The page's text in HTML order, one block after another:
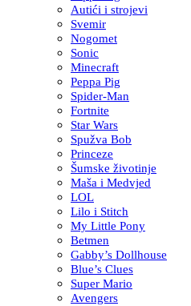
Autići i strojevi
Svemir
Nogomet
Sonic
Minecraft
Peppa Pig
Spider-Man
Fortnite
Star Wars
Spužva Bob
Princeze
Šumske životinje
Maša i Medvjed
LOL
Lilo i Stitch
My Little Pony
Betmen
Gabby’s Dollhouse
Blue’s Clues
Super Mario
Avengers